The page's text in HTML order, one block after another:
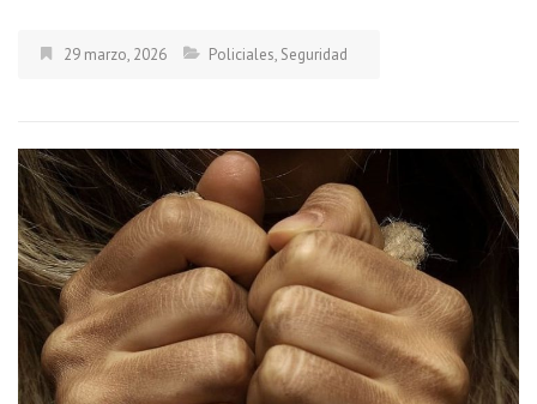
29 marzo, 2026 Policiales, Seguridad